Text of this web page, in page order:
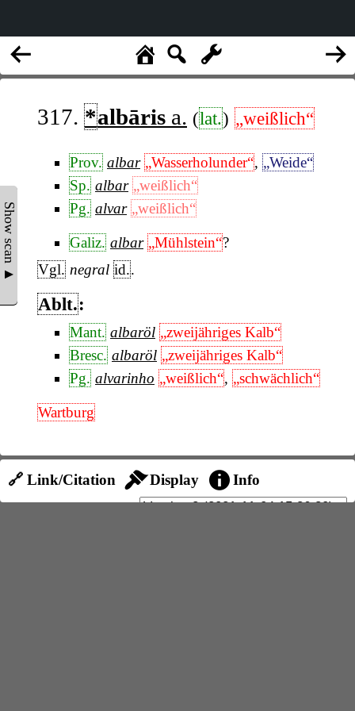
Show scan ▲
317. *albāris a. (lat.) „weißlich“
Prov. albar „Wasserholunder“, „Weide“
Sp. albar „weißlich“
Pg. alvar „weißlich“
Galiz. albar „Mühlstein“?
Vgl. negral id..
Ablt.:
Mant. albaröl „zweijähriges Kalb“
Bresc. albaröl „zweijähriges Kalb“
Pg. alvarinho „weißlich“, „schwächlich“
Wartburg
🔗 Link/Citation Display Info